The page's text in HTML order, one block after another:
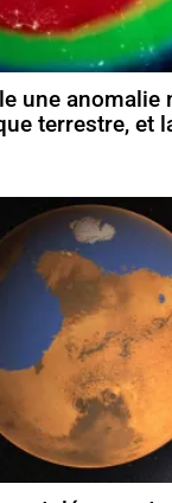
une anomalie
terrestre, et